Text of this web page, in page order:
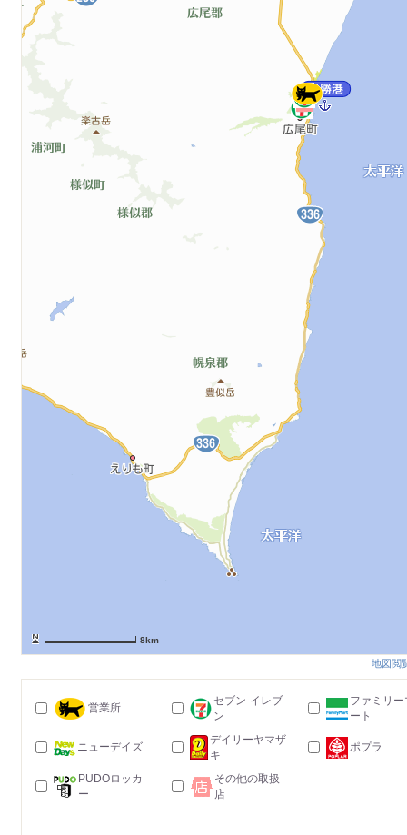
8km
地図閲
営業所
セブン-イレブ
ン
ファミリー
ート
ニューデイズ
デイリーヤマザ
キ
ポプラ
PUDOロッカ
ー
その他の取扱
店